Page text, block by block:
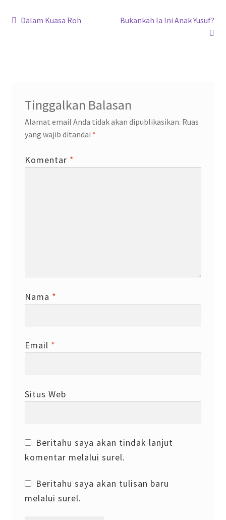
k
p
Navigasi
Previous
Dalam Kuasa Roh
Next
Bukankah Ia Ini Anak Yusuf?
Tinggalkan Balasan
Alamat email Anda tidak akan dipublikasikan. Ruas
yang wajib ditandai *
Komentar *
Nama *
Email *
Situs Web
Beritahu saya akan tindak lanjut
komentar melalui surel.
Beritahu saya akan tulisan baru
melalui surel.